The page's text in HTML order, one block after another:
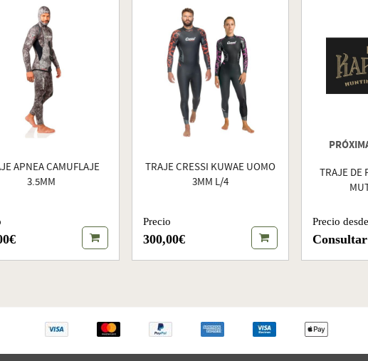
APNEA CAMUFLAJE
3.5MM
TRAJE CRESSI KUWAE UOMO
3MM L/4
Precio
300,00€
TRAJE DE
Precio
Consultar